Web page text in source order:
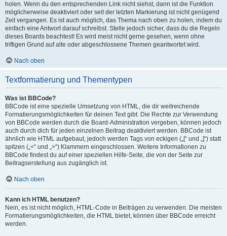
holen. Wenn du den entsprechenden Link nicht siehst, dann ist die Funktion
möglicherweise deaktiviert oder seit der letzten Markierung ist nicht genügend
Zeit vergangen. Es ist auch möglich, das Thema nach oben zu holen, indem du
einfach eine Antwort darauf schreibst. Stelle jedoch sicher, dass du die Regeln
dieses Boards beachtest! Es wird meist nicht gerne gesehen, wenn ohne
triftigen Grund auf alte oder abgeschlossene Themen geantwortet wird.
Nach oben
Textformatierung und Thementypen
Was ist BBCode?
BBCode ist eine spezielle Umsetzung von HTML, die dir weitreichende
Formatierungsmöglichkeiten für deinen Text gibt. Die Rechte zur Verwendung
von BBCode werden durch die Board-Administration vergeben, können jedoch
auch durch dich für jeden einzelnen Beitrag deaktiviert werden. BBCode ist
ähnlich wie HTML aufgebaut, jedoch werden Tags von eckigen („[“ und „]“) statt
spitzen („<“ und „>“) Klammern eingeschlossen. Weitere Informationen zu
BBCode findest du auf einer speziellen Hilfe-Seite, die von der Seite zur
Beitragserstellung aus zugänglich ist.
Nach oben
Kann ich HTML benutzen?
Nein, es ist nicht möglich, HTML-Code in Beiträgen zu verwenden. Die meisten
Formatierungsmöglichkeiten, die HTML bietet, können über BBCode erreicht
werden.